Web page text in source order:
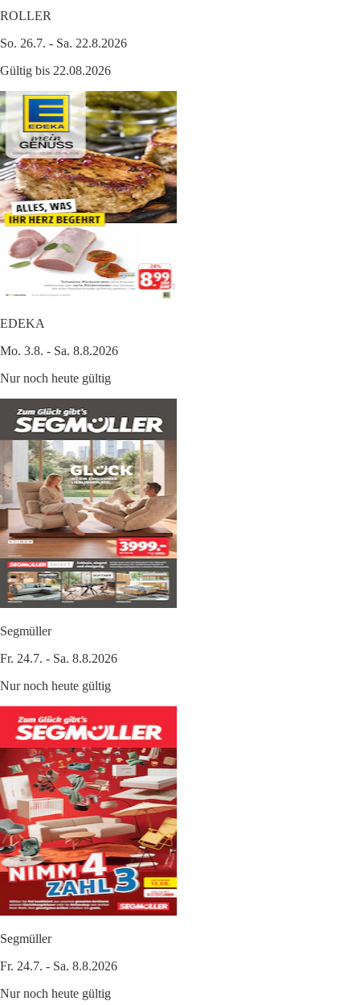
ROLLER
So. 26.7. - Sa. 22.8.2026
Gültig bis 22.08.2026
EDEKA
Mo. 3.8. - Sa. 8.8.2026
Nur noch heute gültig
Segmüller
Fr. 24.7. - Sa. 8.8.2026
Nur noch heute gültig
Segmüller
Fr. 24.7. - Sa. 8.8.2026
Nur noch heute gültig